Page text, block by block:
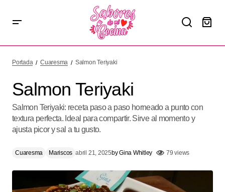
Portada Cuaresma Salmon Teriyaki
Salmon Teriyaki
Salmon Teriyaki: receta paso a paso horneado a punto con
textura perfecta. Ideal para compartir. Sirve al momento y
ajusta picor y sal a tu gusto.
Cuaresma Mariscos abril 21, 2025byGina Whitley 79 views